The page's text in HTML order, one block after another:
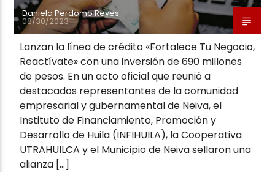
Daniela Perdomo Reyes
08/30/2023
Lanzan la línea de crédito «Fortalece Tu Negocio,
Reactívate» con una inversión de 690 millones
de pesos. En un acto oficial que reunió a
destacados representantes de la comunidad
empresarial y gubernamental de Neiva, el
Instituto de Financiamiento, Promoción y
Desarrollo de Huila (INFIHUILA), la Cooperativa
UTRAHUILCA y el Municipio de Neiva sellaron una
alianza […]